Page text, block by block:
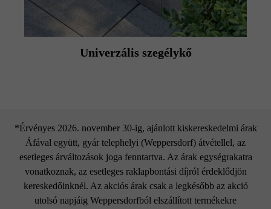
Univerzális szegélykő
*Érvényes 2026. november 30-ig, ajánlott kiskereskedelmi árak
Áfával együtt, gyár telephelyi (Weppersdorf) átvétellel, az
esetleges árváltozások joga fenntartva. Az árak egységrakatra
vonatkoznak, az esetleges raklapbontási díjról érdeklődjön
kereskedőinknél. Az akciós árak csak a legkésőbb az akció
utolsó napjáig Weppersdorfból elszállított termékekre